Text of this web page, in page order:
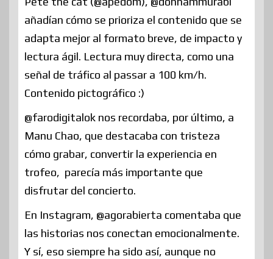
añadían cómo se prioriza el contenido que se
adapta mejor al formato breve, de impacto y
lectura ágil. Lectura muy directa, como una
señal de tráfico al passar a 100 km/h.
Contenido pictográfico :)
@farodigitalok nos recordaba, por último, a
Manu Chao, que destacaba con tristeza
cómo grabar, convertir la experiencia en
trofeo, parecía más importante que
disfrutar del concierto.
En Instagram, @agorabierta comentaba que
las historias nos conectan emocionalmente.
Y sí, eso siempre ha sido así, aunque no